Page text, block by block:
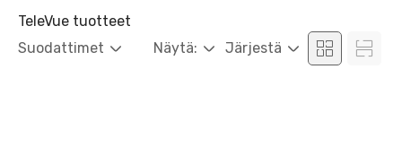
TeleVue tuotteet
Suodattimet
Näytä: Järjestä